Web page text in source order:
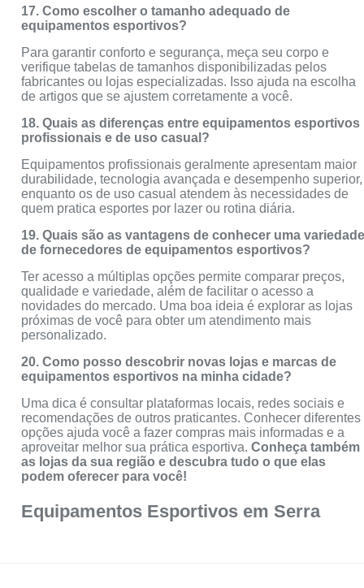
17. Como escolher o tamanho adequado de
equipamentos esportivos?
Para garantir conforto e segurança, meça seu corpo e
verifique tabelas de tamanhos disponibilizadas pelos
fabricantes ou lojas especializadas. Isso ajuda na escolha
de artigos que se ajustem corretamente a você.
18. Quais as diferenças entre equipamentos esportivos
profissionais e de uso casual?
Equipamentos profissionais geralmente apresentam maior
durabilidade, tecnologia avançada e desempenho superior,
enquanto os de uso casual atendem às necessidades de
quem pratica esportes por lazer ou rotina diária.
19. Quais são as vantagens de conhecer uma
de fornecedores de equipamentos esportivos?
Ter acesso a múltiplas opções permite comparar preços,
qualidade e variedade, além de facilitar o acesso a
novidades do mercado. Uma boa ideia é explorar as lojas
próximas de você para obter um atendimento mais
personalizado.
20. Como posso descobrir novas lojas e marcas de
equipamentos esportivos na minha cidade?
Uma dica é consultar plataformas locais, redes sociais e
recomendações de outros praticantes. Conhecer diferentes
opções ajuda você a fazer compras mais informadas e a
aproveitar melhor sua prática esportiva.Conheça também
as lojas da sua região e descubra tudo o que elas
podem oferecer para você!
Equipamentos Esportivos em Serra